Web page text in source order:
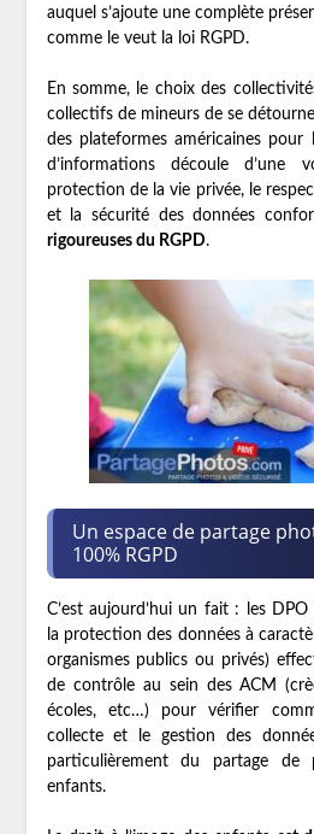
auquel s’ajoute une complète
comme le veut la loi RGPD.
En somme, le choix des
collectifs de mineurs de se
des plateformes américaines
d’informations découle d’une
protection de la vie privée, le
et la sécurité des données
rigoureuses du RGPD.
Un espace de partage
100% RGPD
C’est aujourd’hui un fait : les
la protection des données à
organismes publics ou privés)
de contrôle au sein des ACM
écoles, etc…) pour vérifier
collecte et le gestion des
particulièrement du partage de
enfants.